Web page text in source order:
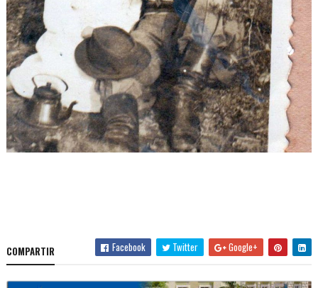
COMPARTIR Facebook Twitter Google+